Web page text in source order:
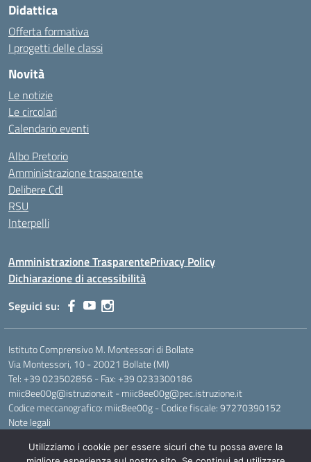
Didattica
Offerta formativa
I progetti delle classi
Novità
Le notizie
Le circolari
Calendario eventi
Albo Pretorio
Amministrazione trasparente
Delibere CdI
RSU
Interpelli
Amministrazione TrasparentePrivacy Policy
Dichiarazione di accessibilità
Seguici su:
Istituto Comprensivo M. Montessori di Bollate
Via Montessori, 10 - 20021 Bollate (MI)
Tel: +39 023502856 - Fax: +39 0233300186
miic8ee00g@istruzione.it - miic8ee00g@pec.istruzione.it
Codice meccanografico: miic8ee00g - Codice fiscale: 97270390152
Note legali
Utilizziamo i cookie per essere sicuri che tu possa avere la